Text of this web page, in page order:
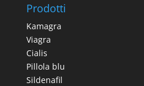
Prodotti
Kamagra
Viagra
Cialis
Pillola blu
Sildenafil